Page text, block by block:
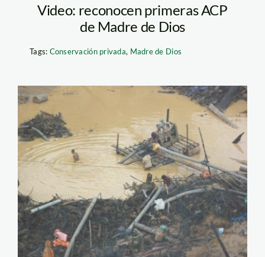
Video: reconocen primeras ACP
de Madre de Dios
Tags: Conservación privada, Madre de Dios